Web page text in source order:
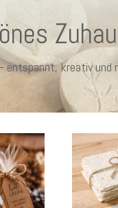
entspannt, kreativ und